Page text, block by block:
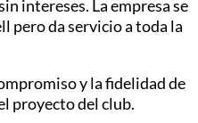
intereses. La empresa se
pero da servicio a toda la
y la fidelidad de
proyecto del club.